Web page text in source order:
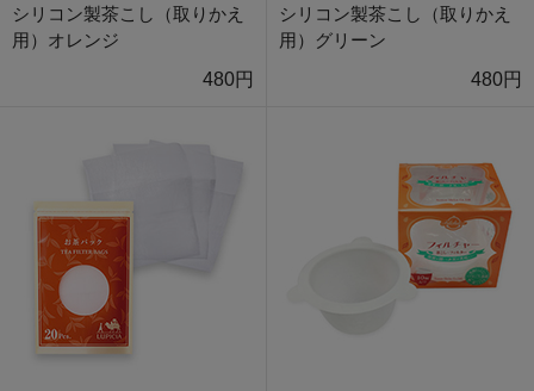
シリコン製茶こし（取りかえ
用）オレンジ
480円
シリコン製茶こし（取りかえ
用）グリーン
480円